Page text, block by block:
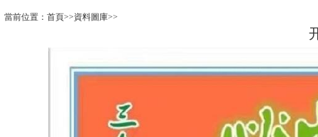
當前位置： 首頁>>資料圖庫>>